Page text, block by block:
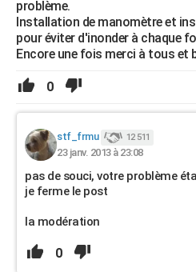
problème.
Installation de manomètre et
pour éviter d'inonder à chaque
Encore une fois merci à tous et
0
stf_frmu 12 511
23 janv. 2013 à 23:08
pas de souci, votre problème
je ferme le post
la modération
0